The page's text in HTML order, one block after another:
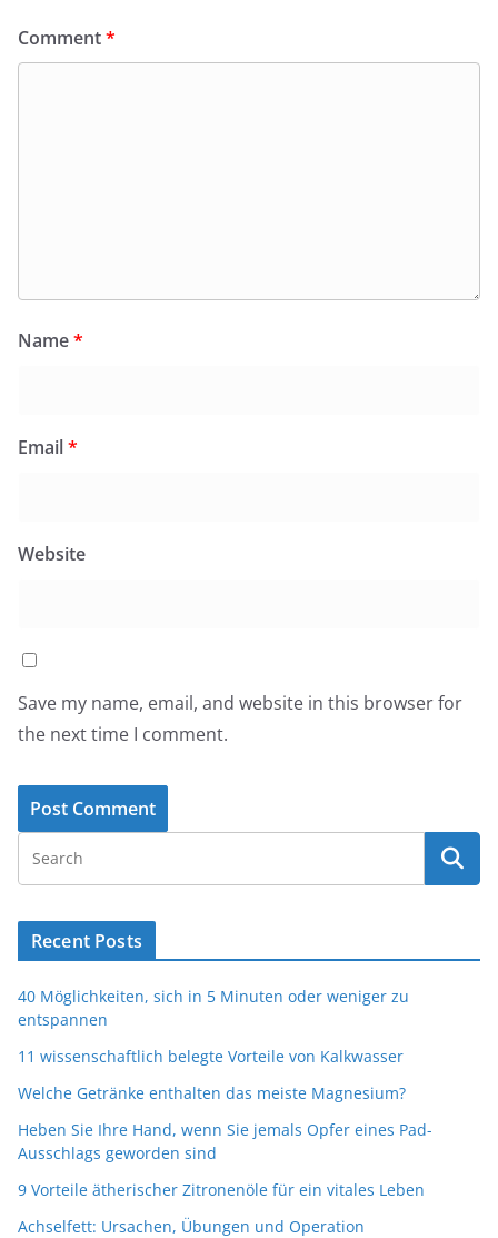
Comment*
Name*
Email*
Website
Save my name, email, and website in this browser for
the next time I comment.
Recent Posts
40 Möglichkeiten, sich in 5 Minuten oder weniger zu
entspannen
11 wissenschaftlich belegte Vorteile von Kalkwasser
Welche Getränke enthalten das meiste Magnesium?
Heben Sie Ihre Hand, wenn Sie jemals Opfer eines Pad-
Ausschlags geworden sind
9 Vorteile ätherischer Zitronenöle für ein vitales Leben
Achselfett: Ursachen, Übungen und Operation